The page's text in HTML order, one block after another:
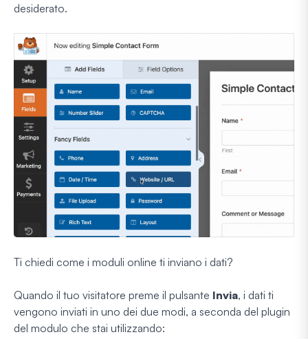
desiderato.
Ti chiedi come i moduli online ti inviano i dati?
Quando il tuo visitatore preme il pulsante Invia, i dati ti
vengono inviati in uno dei due modi, a seconda del plugin
del modulo che stai utilizzando: